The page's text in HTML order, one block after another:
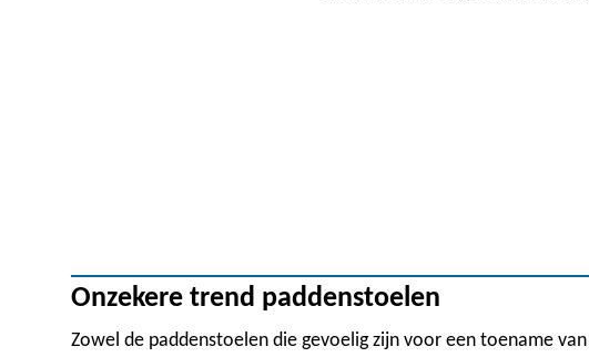
Onzekere trend paddenstoelen
Zowel de paddenstoelen die gevoelig zijn voor een toename